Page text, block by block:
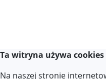
Ta witryna używa cookies
Na naszej stronie